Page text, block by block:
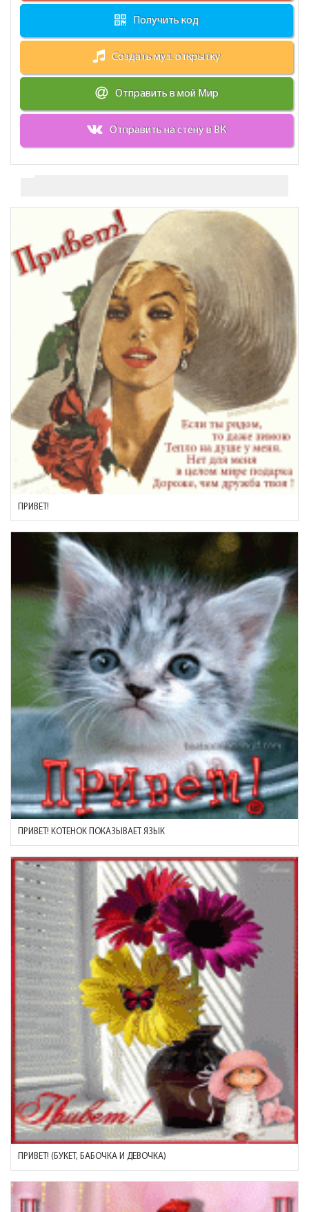
Получить код
Создать муз. открытку
Отправить в мой Мир
Отправить на стену в ВК
ПРИВЕТ!
ПРИВЕТ! КОТЕНОК ПОКАЗЫВАЕТ ЯЗЫК
ПРИВЕТ! (БУКЕТ, БАБОЧКА И ДЕВОЧКА)